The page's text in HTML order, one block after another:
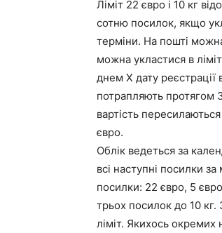
Ліміт 22 євро і 10 кг
сотню посилок, якщо
терміни. На пошті
можна укластися в
днем Х дату реєстрації
потрапляють протягом
вартість
євро.
Облік ведеться за
всі наступні посилки
посилки: 22 євро, 5
трьох посилок до 10
ліміт. Якихось